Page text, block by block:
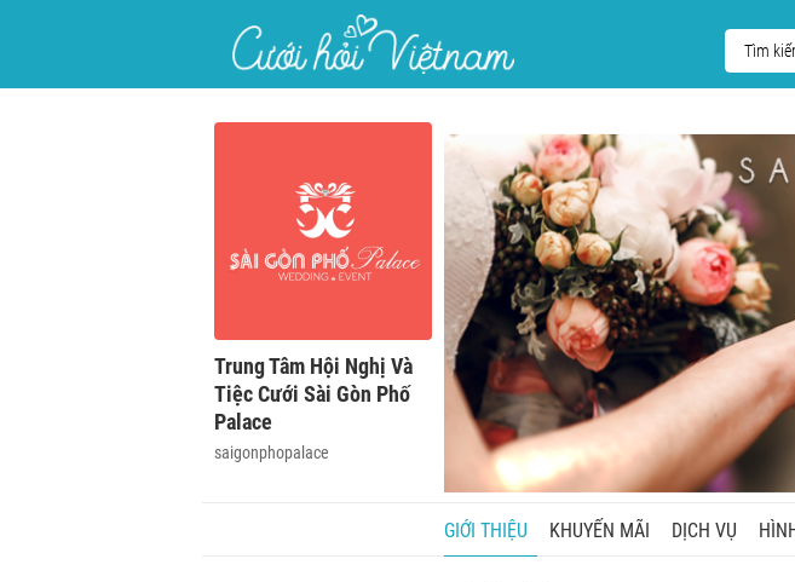
Trung Tâm Hội Nghị Và
Tiệc Cưới Sài Gòn Phố
Palace
saigonphopalace
GIỚI THIỆU KHUYẾN MÃI DỊCH VỤ